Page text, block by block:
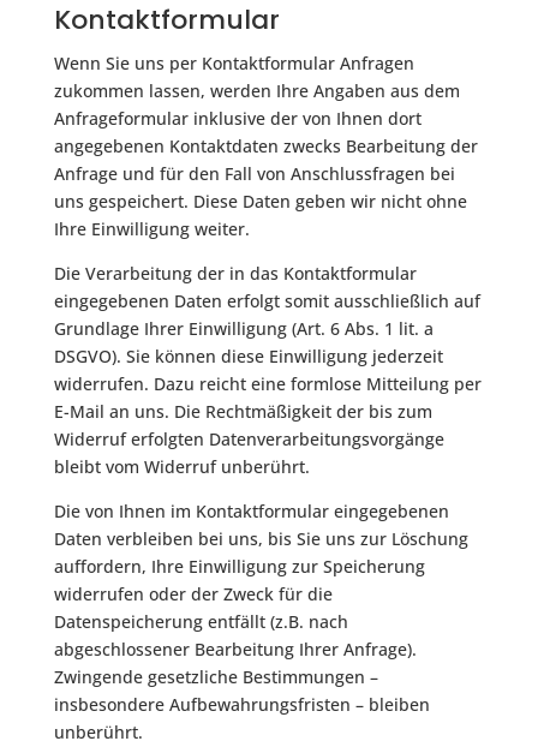
Kontaktformular
Wenn Sie uns per Kontaktformular Anfragen
zukommen lassen, werden Ihre Angaben aus dem
Anfrageformular inklusive der von Ihnen dort
angegebenen Kontaktdaten zwecks Bearbeitung der
Anfrage und für den Fall von Anschlussfragen bei
uns gespeichert. Diese Daten geben wir nicht ohne
Ihre Einwilligung weiter.
Die Verarbeitung der in das Kontaktformular
eingegebenen Daten erfolgt somit ausschließlich auf
Grundlage Ihrer Einwilligung (Art. 6 Abs. 1 lit. a
DSGVO). Sie können diese Einwilligung jederzeit
widerrufen. Dazu reicht eine formlose Mitteilung per
E-Mail an uns. Die Rechtmäßigkeit der bis zum
Widerruf erfolgten Datenverarbeitungsvorgänge
bleibt vom Widerruf unberührt.
Die von Ihnen im Kontaktformular eingegebenen
Daten verbleiben bei uns, bis Sie uns zur Löschung
auffordern, Ihre Einwilligung zur Speicherung
widerrufen oder der Zweck für die
Datenspeicherung entfällt (z.B. nach
abgeschlossener Bearbeitung Ihrer Anfrage).
Zwingende gesetzliche Bestimmungen –
insbesondere Aufbewahrungsfristen – bleiben
unberührt.